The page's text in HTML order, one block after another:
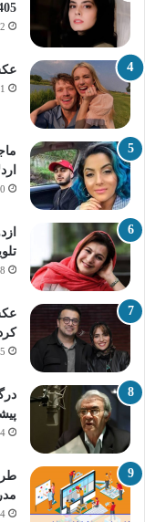
1405 +
12
11
10
8 مرداد 1405
5 مرداد 1405
4 مرداد 1405
4 مرداد 1405